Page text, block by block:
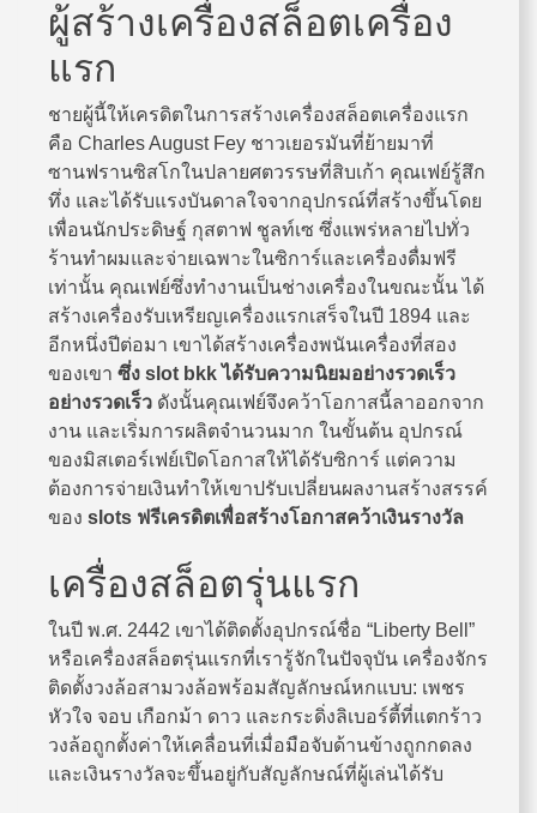
ผู้สร้างเครื่องสล็อตเครื่อง
แรก
ชายผู้นี้ให้เครดิตในการสร้างเครื่องสล็อตเครื่องแรก
คือ Charles August Fey ชาวเยอรมันที่ย้ายมาที่
ซานฟรานซิสโกในปลายศตวรรษที่สิบเก้า คุณเฟย์รู้สึก
ทึ่ง และได้รับแรงบันดาลใจจากอุปกรณ์ที่สร้างขึ้นโดย
เพื่อนนักประดิษฐ์ กุสตาฟ ชูลท์เซ ซึ่งแพร่หลายไปทั่ว
ร้านทำผมและจ่ายเฉพาะในซิการ์และเครื่องดื่มฟรี
เท่านั้น คุณเฟย์ซึ่งทำงานเป็นช่างเครื่องในขณะนั้น ได้
สร้างเครื่องรับเหรียญเครื่องแรกเสร็จในปี 1894 และ
อีกหนึ่งปีต่อมา เขาได้สร้างเครื่องพนันเครื่องที่สอง
ของเขา ซึ่ง slot bkk ได้รับความนิยมอย่างรวดเร็ว
อย่างรวดเร็ว ดังนั้นคุณเฟย์จึงคว้าโอกาสนี้ลาออกจาก
งาน และเริ่มการผลิตจำนวนมาก ในขั้นต้น อุปกรณ์
ของมิสเตอร์เฟย์เปิดโอกาสให้ได้รับซิการ์ แต่ความ
ต้องการจ่ายเงินทำให้เขาปรับเปลี่ยนผลงานสร้างสรรค์
ของ slots ฟรีเครดิตเพื่อสร้างโอกาสคว้าเงินรางวัล
เครื่องสล็อตรุ่นแรก
ในปี พ.ศ. 2442 เขาได้ติดตั้งอุปกรณ์ชื่อ “Liberty Bell”
หรือเครื่องสล็อตรุ่นแรกที่เรารู้จักในปัจจุบัน เครื่องจักร
ติดตั้งวงล้อสามวงล้อพร้อมสัญลักษณ์หกแบบ: เพชร
หัวใจ จอบ เกือกม้า ดาว และกระดิ่งลิเบอร์ตี้ที่แตกร้าว
วงล้อถูกตั้งค่าให้เคลื่อนที่เมื่อมือจับด้านข้างถูกกดลง
และเงินรางวัลจะขึ้นอยู่กับสัญลักษณ์ที่ผู้เล่นได้รับ